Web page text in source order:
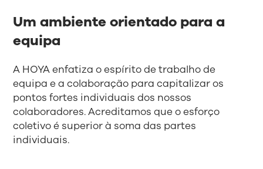
Um ambiente orientado para a
equipa
A HOYA enfatiza o espírito de trabalho de
equipa e a colaboração para capitalizar os
pontos fortes individuais dos nossos
colaboradores. Acreditamos que o esforço
coletivo é superior à soma das partes
individuais.